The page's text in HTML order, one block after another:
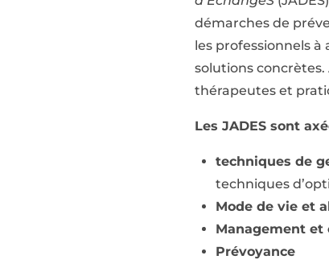
démarches de
les professionnels
solutions concrètes.
thérapeutes et
Les JADES sont
techniques de
techniques
Mode de vie et
Management et
Prévoyance